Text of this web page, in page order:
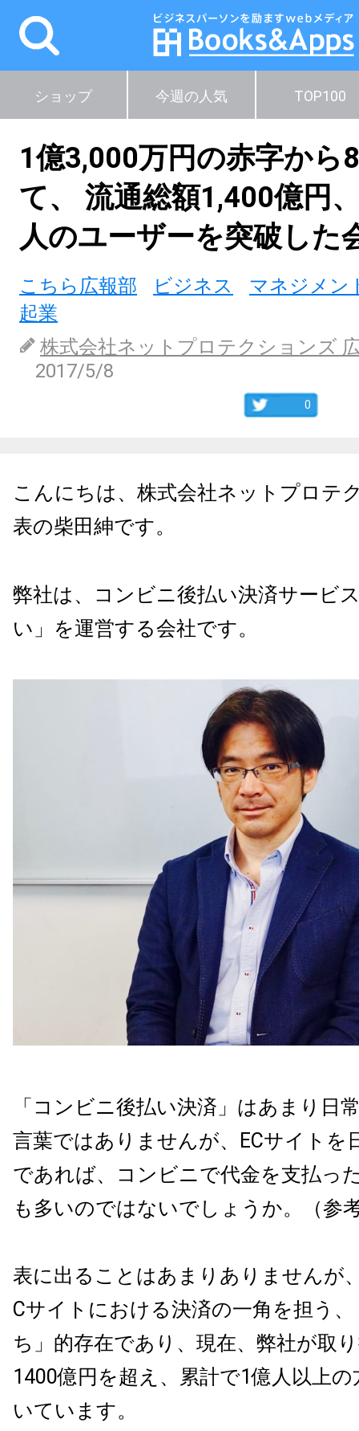
ショップ 今週の人気 TOP100
1億3,000万円の赤字から
て、 流通総額1,400億円
人のユーザーを突破した
こちら広報部 ビジネス
マネジメン
起業
株式会社ネットプロテクションズ
2017/5/8
0
こんにちは、株式会社ネットプロテ
表の柴田紳です。
弊社は、コンビニ後払い決済サービ
い」を運営する会社です。
「コンビニ後払い決済」はあまり日
言葉ではありませんが、ECサイトを
であれば、コンビニで代金を支払っ
も多いのではないでしょうか。（参
表に出ることはあまりありませんが
Cサイトにおける決済の一角を担う
ち」的存在であり、現在、弊社が取
1400億円を超え、累計で1億人以上
いています。